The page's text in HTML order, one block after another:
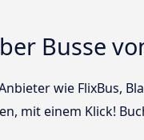
Busse
wie FlixBus,
mit einem Klick!